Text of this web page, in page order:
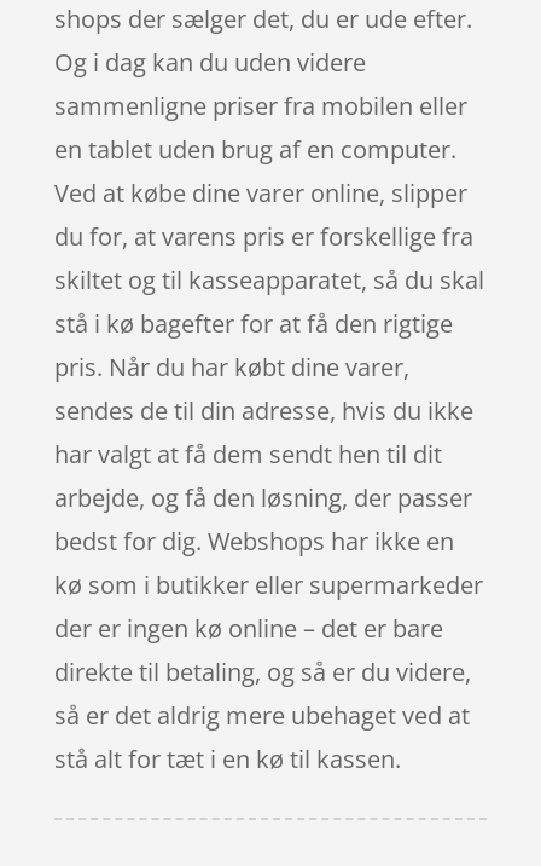
shops der sælger det, du er ude efter.
Og i dag kan du uden videre
sammenligne priser fra mobilen eller
en tablet uden brug af en computer.
Ved at købe dine varer online, slipper
du for, at varens pris er forskellige fra
skiltet og til kasseapparatet, så du skal
stå i kø bagefter for at få den rigtige
pris. Når du har købt dine varer,
sendes de til din adresse, hvis du ikke
har valgt at få dem sendt hen til dit
arbejde, og få den løsning, der passer
bedst for dig. Webshops har ikke en
kø som i butikker eller supermarkeder
der er ingen kø online – det er bare
direkte til betaling, og så er du videre,
så er det aldrig mere ubehaget ved at
stå alt for tæt i en kø til kassen.